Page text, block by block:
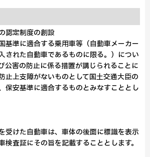
認定制度の創設
基準に適合する乗用車等（自動車メーカー
された自動車であるものに限る。）につい
公害の防止に係る措置が講じられることに
止上支障がないものとして国土交通大臣の
保安基準に適合するものとみなすこととし
受けた自動車は、車体の後面に標識を表示
検査証にその旨を記載することとします。